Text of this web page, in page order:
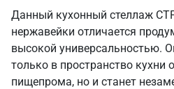
Данный кухонный стеллаж
нержавейки отличается
высокой универсальностью.
только в пространство кухни
пищепрома, но и станет